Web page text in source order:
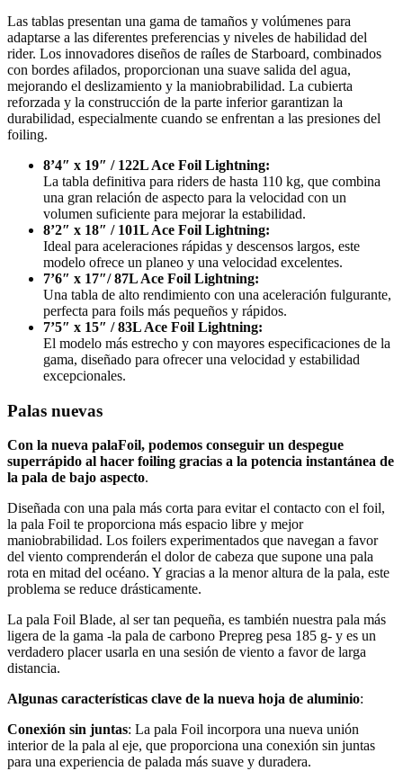
Las tablas presentan una gama de tamaños y volúmenes para
adaptarse a las diferentes preferencias y niveles de habilidad del
rider. Los innovadores diseños de raíles de Starboard, combinados
con bordes afilados, proporcionan una suave salida del agua,
mejorando el deslizamiento y la maniobrabilidad. La cubierta
reforzada y la construcción de la parte inferior garantizan la
durabilidad, especialmente cuando se enfrentan a las presiones del
foiling.
8’4″ x 19″ / 122L Ace Foil Lightning:
La tabla definitiva para riders de hasta 110 kg, que combina
una gran relación de aspecto para la velocidad con un
volumen suficiente para mejorar la estabilidad.
8’2″ x 18″ / 101L Ace Foil Lightning:
Ideal para aceleraciones rápidas y descensos largos, este
modelo ofrece un planeo y una velocidad excelentes.
7’6″ x 17″/ 87L Ace Foil Lightning:
Una tabla de alto rendimiento con una aceleración fulgurante,
perfecta para foils más pequeños y rápidos.
7’5″ x 15″ / 83L Ace Foil Lightning:
El modelo más estrecho y con mayores especificaciones de la
gama, diseñado para ofrecer una velocidad y estabilidad
excepcionales.
Palas nuevas
Con la nueva palaFoil, podemos conseguir un despegue
superrápido al hacer foiling gracias a la potencia instantánea de
la pala de bajo aspecto.
Diseñada con una pala más corta para evitar el contacto con el foil,
la pala Foil te proporciona más espacio libre y mejor
maniobrabilidad. Los foilers experimentados que navegan a favor
del viento comprenderán el dolor de cabeza que supone una pala
rota en mitad del océano. Y gracias a la menor altura de la pala, este
problema se reduce drásticamente.
La pala Foil Blade, al ser tan pequeña, es también nuestra pala más
ligera de la gama -la pala de carbono Prepreg pesa 185 g- y es un
verdadero placer usarla en una sesión de viento a favor de larga
distancia.
Algunas características clave de la nueva hoja de aluminio:
Conexión sin juntas: La pala Foil incorpora una nueva unión
interior de la pala al eje, que proporciona una conexión sin juntas
para una experiencia de palada más suave y duradera.